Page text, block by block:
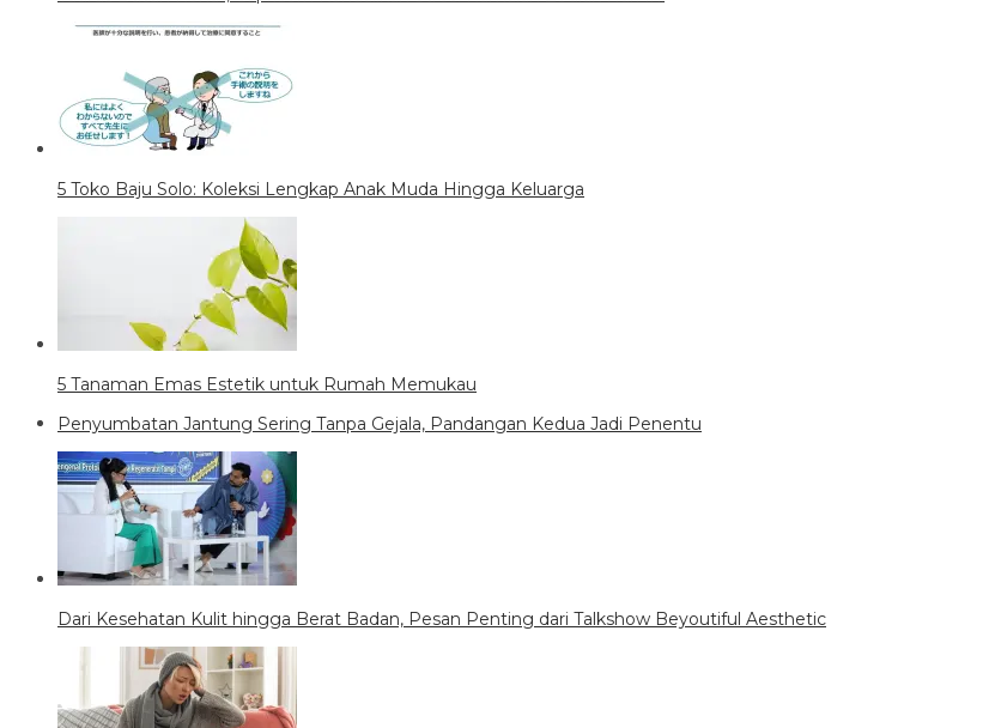
5 Toko Baju Solo: Koleksi Lengkap Anak Muda Hingga Keluarga
5 Tanaman Emas Estetik untuk Rumah Memukau
Penyumbatan Jantung Sering Tanpa Gejala, Pandangan Kedua Jadi Penentu
Dari Kesehatan Kulit hingga Berat Badan, Pesan Penting dari Talkshow Beyoutiful Aesthetic